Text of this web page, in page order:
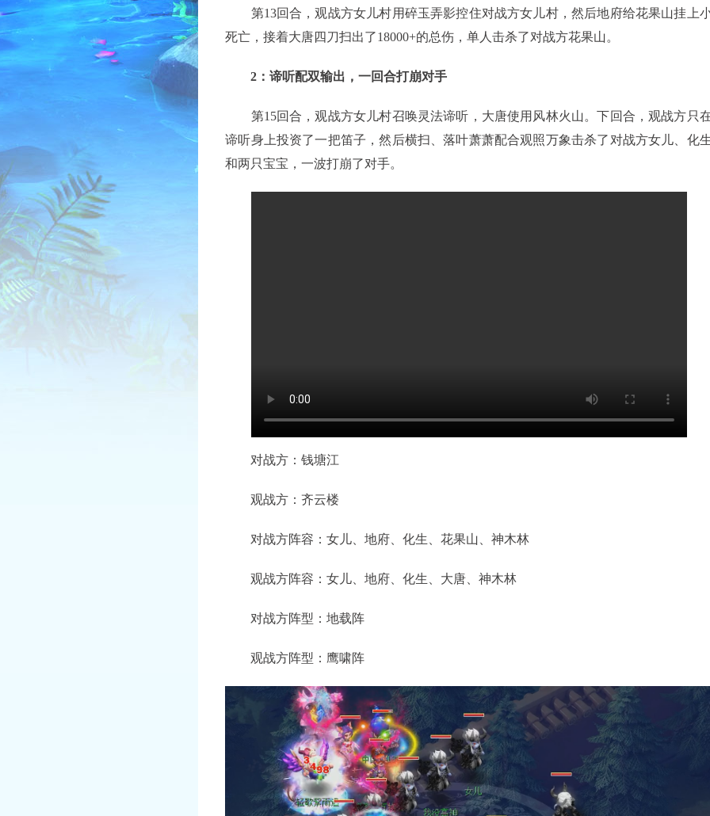
第13回合，观战方女儿村用碎玉弄影控住对战方女儿村，然后地府给花果山挂上
死亡，接着大唐四刀扫出了18000+的总伤，单人击杀了对战方花果山。
2：谛听配双输出，一回合打崩对手
第15回合，观战方女儿村召唤灵法谛听，大唐使用风林火山。下回合，观战方只
谛听身上投资了一把笛子，然后横扫、落叶萧萧配合观照万象击杀了对战方女儿、化
和两只宝宝，一波打崩了对手。
对战方：钱塘江
观战方：齐云楼
对战方阵容：女儿、地府、化生、花果山、神木林
观战方阵容：女儿、地府、化生、大唐、神木林
对战方阵型：地载阵
观战方阵型：鹰啸阵